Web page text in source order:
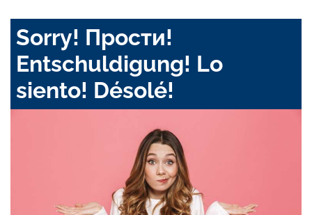
Sorry! Прости!
Entschuldigung! Lo
siento! Désolé!